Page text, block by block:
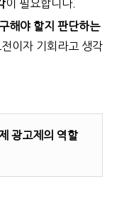
이 필요합니다.
해야 할지 판단하는
이자 기회라고 생각
광고제의 역할